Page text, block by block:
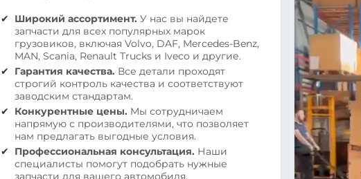
Широкий ассортимент. У нас вы найдете
запчасти для всех популярных марок
грузовиков, включая Volvo, DAF, Mercedes-Benz,
MAN, Scania, Renault Trucks и Iveco и другие.
Гарантия качества. Все детали проходят
строгий контроль качества и соответствуют
заводским стандартам.
Конкурентные цены. Мы сотрудничаем
напрямую с производителями, что позволяет
нам предлагать выгодные условия.
Профессиональная консультация. Наши
специалисты помогут подобрать нужные
запчасти для вашего автомобиля.